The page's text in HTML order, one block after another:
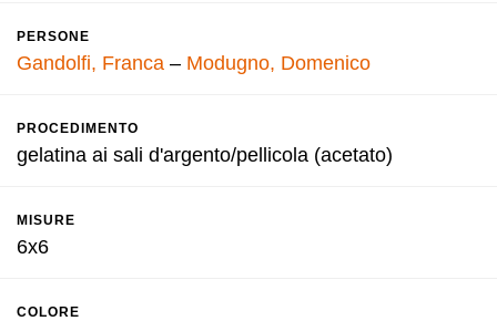
PERSONE
Gandolfi, Franca – Modugno, Domenico
PROCEDIMENTO
gelatina ai sali d'argento/pellicola (acetato)
MISURE
6x6
COLORE